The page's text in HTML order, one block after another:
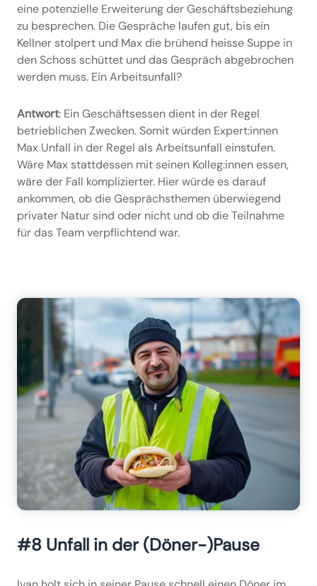
eine potenzielle Erweiterung der Geschäftsbeziehung
zu besprechen. Die Gespräche laufen gut, bis ein
Kellner stolpert und Max die brühend heisse Suppe in
den Schoss schüttet und das Gespräch abgebrochen
werden muss. Ein Arbeitsunfall?
Antwort: Ein Geschäftsessen dient in der Regel
betrieblichen Zwecken. Somit würden Expert:innen
Max Unfall in der Regel als Arbeitsunfall einstufen.
Wäre Max stattdessen mit seinen Kolleg:innen essen,
wäre der Fall komplizierter. Hier würde es darauf
ankommen, ob die Gesprächsthemen überwiegend
privater Natur sind oder nicht und ob die Teilnahme
für das Team verpflichtend war.
#8 Unfall in der (Döner-)Pause